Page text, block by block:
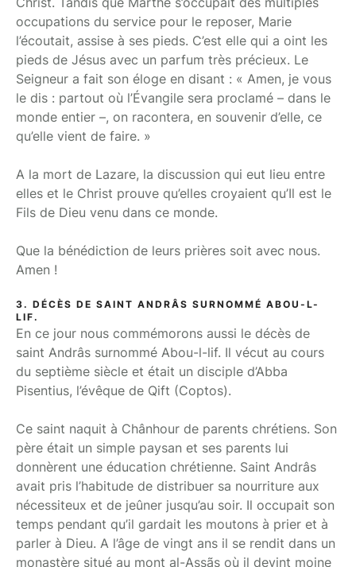
occupations du service pour le reposer, Marie
l’écoutait, assise à ses pieds. C’est elle qui a oint les
pieds de Jésus avec un parfum très précieux. Le
Seigneur a fait son éloge en disant : « Amen, je vous
le dis : partout où l’Évangile sera proclamé – dans le
monde entier –, on racontera, en souvenir d’elle, ce
qu’elle vient de faire. »
A la mort de Lazare, la discussion qui eut lieu entre
elles et le Christ prouve qu’elles croyaient qu’Il est le
Fils de Dieu venu dans ce monde.
Que la bénédiction de leurs prières soit avec nous.
Amen !
3. DÉCÈS DE SAINT ANDRÂS SURNOMMÉ ABOU-L-
LIF.
En ce jour nous commémorons aussi le décès de
saint Andrâs surnommé Abou-l-lif. Il vécut au cours
du septième siècle et était un disciple d’Abba
Pisentius, l’évêque de Qift (Coptos).
Ce saint naquit à Chânhour de parents chrétiens. Son
père était un simple paysan et ses parents lui
donnèrent une éducation chrétienne. Saint Andrâs
avait pris l’habitude de distribuer sa nourriture aux
nécessiteux et de jeûner jusqu’au soir. Il occupait son
temps pendant qu’il gardait les moutons à prier et à
parler à Dieu. A l’âge de vingt ans il se rendit dans un
monastère situé au mont al-Assãs où il devint moine